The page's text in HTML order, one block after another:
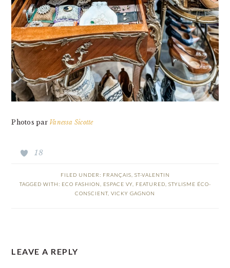
Photos par Vanessa Sicotte
18
FILED UNDER: FRANÇAIS, ST-VALENTIN
TAGGED WITH: ECO FASHION, ESPACE VY, FEATURED, STYLISME ÉCO-
CONSCIENT, VICKY GAGNON
INTERACTIONS
LEAVE A REPLY